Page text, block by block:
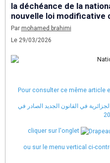
la déchéance de la
nouvelle loi modificative
Par mohamed brahimi
Le 29/03/2026
Pour consulter ce même article
في القانون الجديد الصادر في
cliquer sur l'onglet